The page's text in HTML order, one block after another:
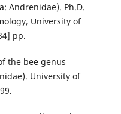
Andrenidae). Ph.D.
University of
pp.
the bee genus
University of